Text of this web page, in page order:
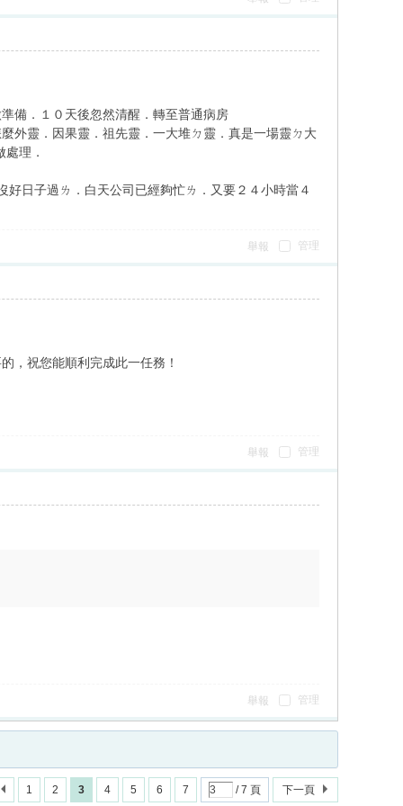
備．１０天後忽然清醒．轉至普通病房
外靈．因果靈．祖先靈．一大堆ㄉ靈．真是一場靈ㄉ大
理．
日子過ㄌ．白天公司已經夠忙ㄌ．又要２４小時當４
管理
舉報
，祝您能順利完成此一任務！
管理
舉報
管理
舉報
1 2 3 4 5 6 7 / 7 頁 下一頁